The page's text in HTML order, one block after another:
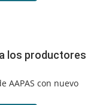
los productores
AAPAS con nuevo